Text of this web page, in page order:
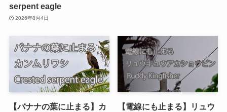
serpent eagle
2026年8月4日
【バナナの葉に止まる】カ
【電線にも止まる】リュウ